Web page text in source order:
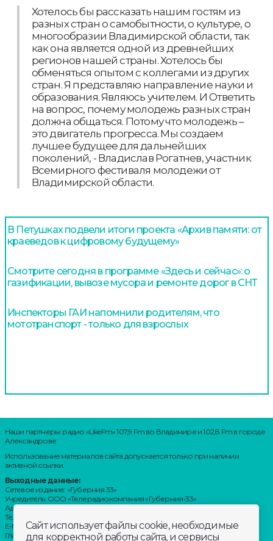
Хотелось бы рассказать нашим гостям из
разных стран о самобытности, о культуре, о
многообразии Владимирской области, так
как она является одной из древнейших
регионов нашей страны. Хотелось бы
обменяться опытом с коллегами из других
стран. Я представляю направление науки и
образования. Являюсь учителем. И Ответить
на вопрос, почему молодежь разных стран
должна общаться. Потому что молодежь –
это двигатель прогресса. Мы создаем
лучшее будущее для дальнейших
поколений, - Владислав Рогатнев, участник
Всемирного фестиваля молодежи от
Владимирской области.
В Петушках подвели итоги проекта «Архив памяти: от
краеведов к цифровому будущему»
Смотрите сегодня в программе «Здесь и сейчас»: о
газификации, вывозе мусора и ремонте дорог в СНТ
Инспекторы ГАИ напомнили родителям, что
мототранспорт - только для взрослых
Наши партнеры: радио «LikeFm» 107,9 Fm во Владимире и 102,8 Fm в городе
Александрове
Использование материалов сайта допускается только при наличии
активной ссылки.
Выходные данные:
Сетевое издание: «Губерния 33»
Учредитель: ООО «Телерадиокомпания «Губерния-33»
Адрес: Воронцовский переулок, д.4.г. Владимир, 600000
Телефон: 8 (4922) 36-20-36.
E-Mail: news@trc33.ru
Главный редактор: Шилова Анастасия Олеговна.
Сайт использует файлы cookie, необходимые
для корректной работы сайта, и сервисы